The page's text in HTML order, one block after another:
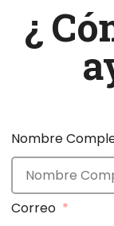
¿
Nombre
Correo